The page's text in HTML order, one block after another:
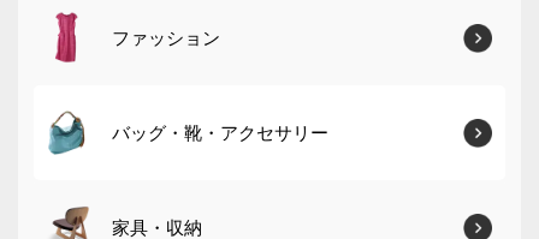
ファッション
バッグ・靴・アクセサリー
家具・収納